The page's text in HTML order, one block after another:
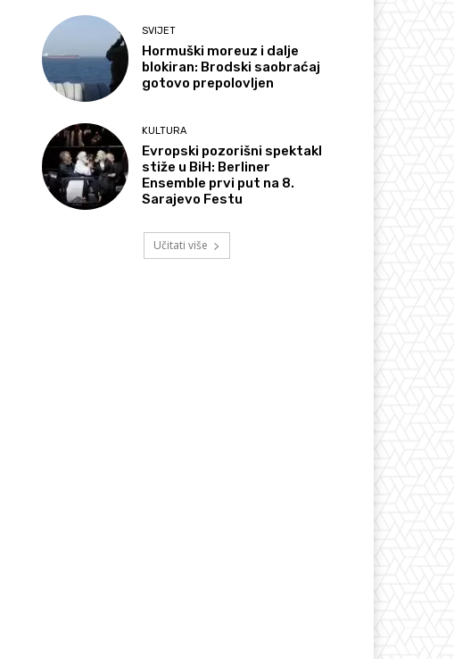
SVIJET
Hormuški moreuz i dalje
blokiran: Brodski saobraćaj
gotovo prepolovljen
KULTURA
Evropski pozorišni spektakl
stiže u BiH: Berliner
Ensemble prvi put na 8.
Sarajevo Festu
Učitati više